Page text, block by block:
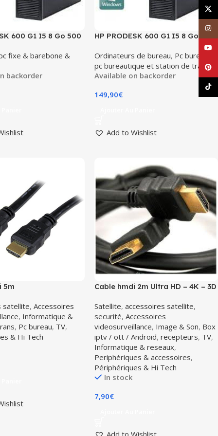
600 G1 I5 8 Go 500
fixe & barebone &
backorder
HP PRODESK 600 G1 I5 8 Go 500
(reconditionné)
Ordinateurs de bureau, Pc bureau
pc bureautique et station de travail
Available on backorder
149,90€
Add to Wishlist
5m
satellite,Accessoires
, Informatique &
, Pc bureau, TV,
& Hi Tech
Cable hmdi 2m Ultra HD – 4K – 3D
Satellite,accessoires satellite,
securité,Accessoires
videosurveillance, Image & Son, Box
iptv / ott / Android,recepteurs, TV,
Informatique & reseaux,
Periphériques & accessoires,
Périphériques & Hi Tech
In stock
7,90€